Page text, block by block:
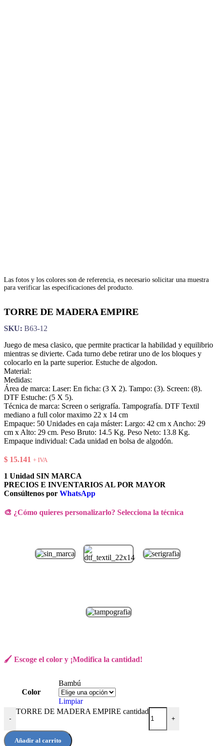
Las fotos y los colores son de referencia, es necesario solicitar una muestra
para verificar las especificaciones del producto.
TORRE DE MADERA EMPIRE
SKU: B63-12
Juego de mesa clasico, que permite practicar la habilidad y equilibrio
mientras se divierte. Cada turno debe retirar uno de los bloques y
colocarlo en la parte superior. Estuche de algodon.
Material:
Medidas:
Área de marca: Laser: En ficha: (3 X 2). Tampo: (3). Screen: (8).
DTF Estuche: (5 X 5).
Técnica de marca: Screen o serigrafía. Tampografía. DTF Textil
mediano a full color maximo 22 x 14 cm
Empaque: 50 Unidades en caja máster: Largo: 42 cm x Ancho: 29
cm x Alto: 29 cm. Peso Bruto: 14.5 Kg. Peso Neto: 13.8 Kg.
Empaque individual: Cada unidad en bolsa de algodón.
$ 15.141 + IVA
1 Unidad SIN MARCA
PRECIOS E INVENTARIOS AL POR MAYOR
Consúltenos por WhatsApp
🎨 ¿Cómo quieres personalizarlo? Selecciona la técnica
🖌️ Escoge el color y ¡Modifica la cantidad!
Color
Bambú
Limpiar
-
TORRE DE MADERA EMPIRE cantidad
+
Añadir al carrito